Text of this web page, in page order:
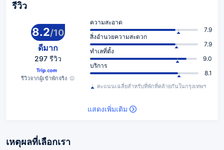
รีวิว
8.2/10
ดีมาก
297 รีวิว
รีวิวจากผู้เข้าพักจริง
ความสะอาด
7.9
สิ่งอำนวยความสะดวก
7.9
ทำเลที่ตั้ง
9.0
บริการ
8.1
คะแนนเฉลี่ยสำหรับที่พักที่คล้ายกันในกรุงเทพฯ
แสดงเพิ่มเติม
เหตุผลที่เลือกเรา